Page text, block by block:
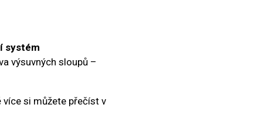
systém
výsuvných sloupů –
si můžete přečíst v